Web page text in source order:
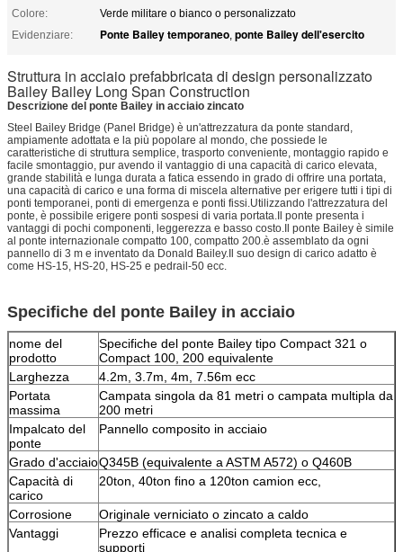
Colore:
Verde militare o bianco o personalizzato
Evidenziare:
Ponte Bailey temporaneo, ponte Bailey dell'esercito
Struttura in acciaio prefabbricata di design personalizzato
Bailey Bailey Long Span Construction
Descrizione del ponte Bailey in acciaio zincato
Steel Bailey Bridge (Panel Bridge) è un'attrezzatura da ponte standard,
ampiamente adottata e la più popolare al mondo, che possiede le
caratteristiche di struttura semplice, trasporto conveniente, montaggio rapido e
facile smontaggio, pur avendo il vantaggio di una capacità di carico elevata,
grande stabilità e lunga durata a fatica essendo in grado di offrire una portata,
una capacità di carico e una forma di miscela alternative per erigere tutti i tipi di
ponti temporanei, ponti di emergenza e ponti fissi.Utilizzando l'attrezzatura del
ponte, è possibile erigere ponti sospesi di varia portata.Il ponte presenta i
vantaggi di pochi componenti, leggerezza e basso costo.Il ponte Bailey è simile
al ponte internazionale compatto 100, compatto 200.è assemblato da ogni
pannello di 3 m e inventato da Donald Bailey.Il suo design di carico adatto è
come HS-15, HS-20, HS-25 e pedrail-50 ecc.
Specifiche del ponte Bailey in acciaio
nome del
prodotto
Specifiche del ponte Bailey tipo Compact 321 o
Compact 100, 200 equivalente
Larghezza
4.2m, 3.7m, 4m, 7.56m ecc
Portata
massima
Campata singola da 81 metri o campata multipla da
200 metri
Impalcato del
ponte
Pannello composito in acciaio
Grado d'acciaioQ345B (equivalente a ASTM A572) o Q460B
Capacità di
carico
20ton, 40ton fino a 120ton camion ecc,
Corrosione
Originale verniciato o zincato a caldo
Vantaggi
Prezzo efficace e analisi completa tecnica e
supporti